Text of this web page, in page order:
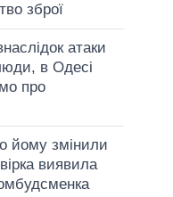
зброї
атаки
в Одесі
про
йому змінили
виявила